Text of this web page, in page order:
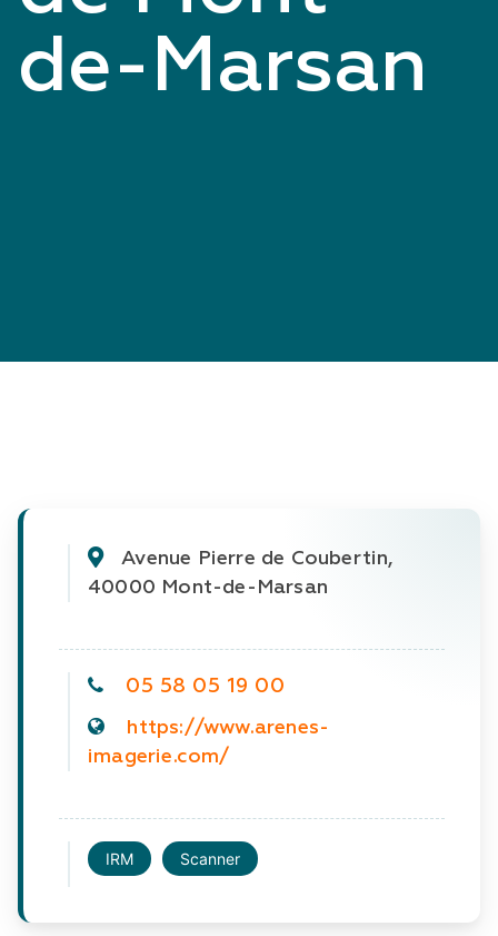
de-Marsan
Avenue Pierre de Coubertin,
40000 Mont-de-Marsan
05 58 05 19 00
https://www.arenes-
imagerie.com/
IRM Scanner